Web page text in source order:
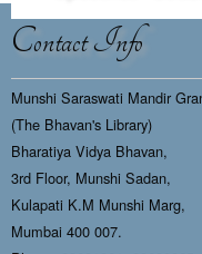
Contact Info
Munshi Saraswati Mandir
(The Bhavan's Library)
Bharatiya Vidya Bhavan,
3rd Floor, Munshi Sadan,
Kulapati K.M Munshi Marg,
Mumbai 400 007.